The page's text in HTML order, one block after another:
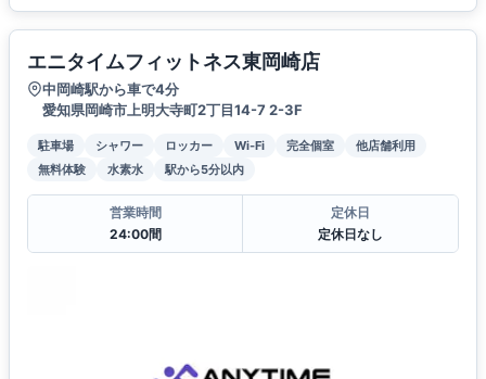
エニタイムフィットネス東岡崎店
中岡崎駅から車で4分
愛知県岡崎市上明大寺町2丁目14-7 2-3F
駐車場 シャワー ロッカー Wi-Fi 完全個室
他店舗利用
無料体験
水素水 駅から5分以内
営業時間
24:00間
定休日
定休日なし